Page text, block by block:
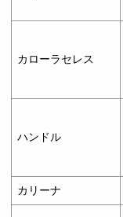
カローラセレス
ハンドル
カリーナ